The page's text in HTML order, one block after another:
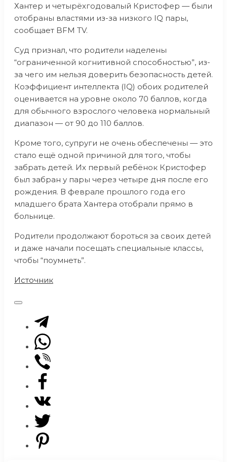
Хантер и четырёхгодовалый Кристофер — были
отобраны властями из-за низкого IQ пары,
сообщает BFM TV.
Суд признал, что родители наделены
“ограниченной когнитивной способностью”, из-
за чего им нельзя доверить безопасность детей.
Коэффициент интеллекта (IQ) обоих родителей
оценивается на уровне около 70 баллов, когда
для обычного взрослого человека нормальный
диапазон — от 90 до 110 баллов.
Кроме того, супруги не очень обеспечены — это
стало ещё одной причиной для того, чтобы
забрать детей. Их первый ребёнок Кристофер
был забран у пары через четыре дня после его
рождения. В феврале прошлого года его
младшего брата Хантера отобрали прямо в
больнице.
Родители продолжают бороться за своих детей
и даже начали посещать специальные классы,
чтобы “поумнеть”.
Источник